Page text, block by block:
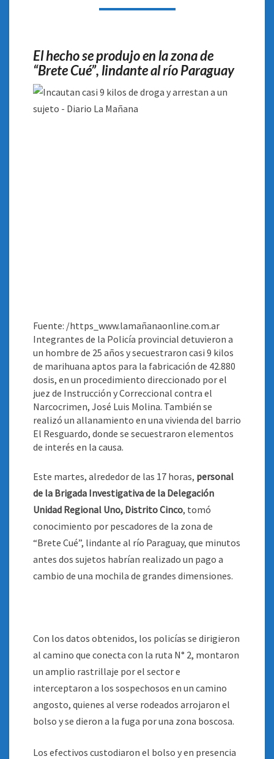
El hecho se produjo en la zona de
“Brete Cué”, lindante al río Paraguay
Fuente: /https_www.lamañanaonline.com.ar
Integrantes de la Policía provincial detuvieron a
un hombre de 25 años y secuestraron casi 9 kilos
de marihuana aptos para la fabricación de 42.880
dosis, en un procedimiento direccionado por el
juez de Instrucción y Correccional contra el
Narcocrimen, José Luis Molina. También se
realizó un allanamiento en una vivienda del barrio
El Resguardo, donde se secuestraron elementos
de interés en la causa.
Este martes, alrededor de las 17 horas, personal
de la Brigada Investigativa de la Delegación
Unidad Regional Uno, Distrito Cinco, tomó
conocimiento por pescadores de la zona de
“Brete Cué”, lindante al río Paraguay, que minutos
antes dos sujetos habrían realizado un pago a
cambio de una mochila de grandes dimensiones.
Con los datos obtenidos, los policías se dirigieron
al camino que conecta con la ruta N° 2, montaron
un amplio rastrillaje por el sector e
interceptaron a los sospechosos en un camino
angosto, quienes al verse rodeados arrojaron el
bolso y se dieron a la fuga por una zona boscosa.
Los efectivos custodiaron el bolso y en presencia